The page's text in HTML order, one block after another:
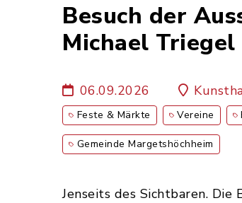
Besuch der
Michael Triegel
06.09.2026
Feste & Märkte Vereine
Gemeinde Margetshöchheim
Jenseits des Sichtbaren.